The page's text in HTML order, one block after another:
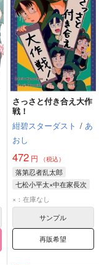
さっさと付き合え大作
戦！
紺碧スターダスト / あ
おし
472円 （税込）
落第忍者乱太郎
七松小平太×中在家長次
七松小平太
中在家長次
×：在庫なし
サンプル
再販希望